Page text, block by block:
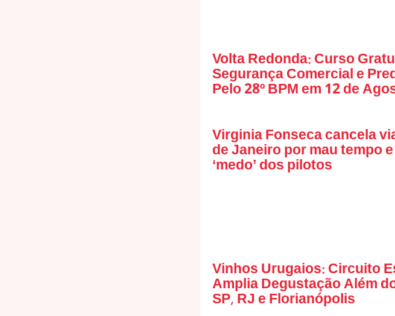
Volta Redonda: Curso
Segurança Comercial e
Pelo 28º BPM em 12 de
Virginia Fonseca cancela
de Janeiro por mau tempo
‘medo’ dos pilotos
Vinhos Urugaios: Circuito
Amplia Degustação Além
SP, RJ e Florianópolis